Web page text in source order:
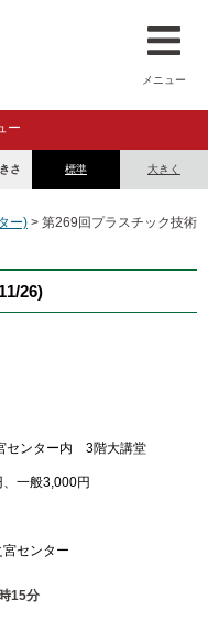
メニュー
ー
標準 大きく
さ
ー) > 第269回プラスチック技術
26)
センター内 3階大講堂
一般3,000円
センター
15分